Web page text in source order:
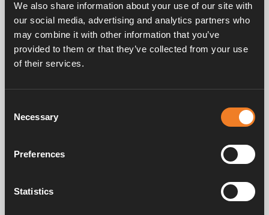
We also share information about your use of our site with
our social media, advertising and analytics partners who
may combine it with other information that you’ve
provided to them or that they’ve collected from your use
of their services.
Selection
Necessary
Preferences
Statistics
Reduceringsventil 1,5 kg/h.
POL (G.10) – Ø 8 mm slangnippel (H.50).
Frågor & svar